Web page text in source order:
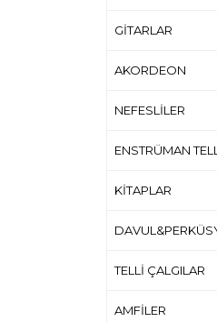
GİTARLAR
AKORDEON
NEFESLİLER
ENSTRÜMAN
KİTAPLAR
TELLİ ÇALGILAR
AMFİLER